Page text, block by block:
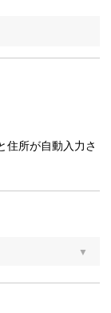
所が自動入力さ